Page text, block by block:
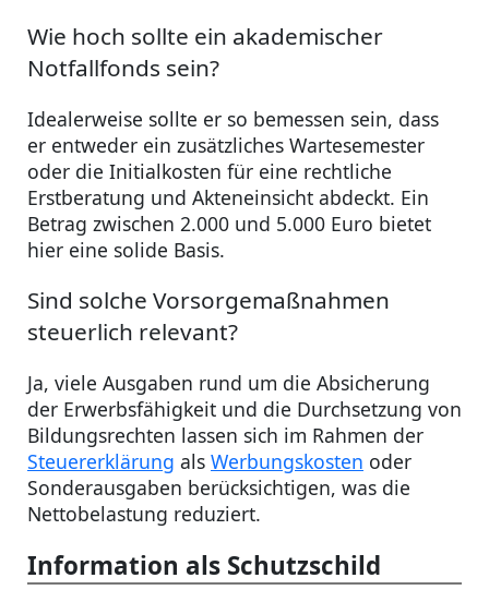
Wie hoch sollte ein akademischer
Notfallfonds sein?
Idealerweise sollte er so bemessen sein, dass
er entweder ein zusätzliches Wartesemester
oder die Initialkosten für eine rechtliche
Erstberatung und Akteneinsicht abdeckt. Ein
Betrag zwischen 2.000 und 5.000 Euro bietet
hier eine solide Basis.
Sind solche Vorsorgemaßnahmen
steuerlich relevant?
Ja, viele Ausgaben rund um die Absicherung
der Erwerbsfähigkeit und die Durchsetzung von
Bildungsrechten lassen sich im Rahmen der
Steuererklärung als Werbungskosten oder
Sonderausgaben berücksichtigen, was die
Nettobelastung reduziert.
Information als Schutzschild